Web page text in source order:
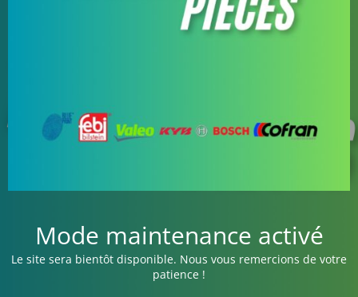
Mode maintenance activé
Le site sera bientôt disponible. Nous vous remercions de votre
patience !